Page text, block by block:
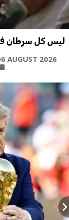
ليس كل سرطان في
AUGUST 2026